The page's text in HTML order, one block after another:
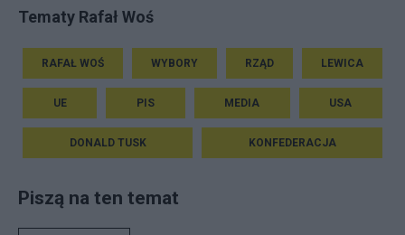
Tematy Rafał Woś
RAFAŁ WOŚ WYBORY RZĄD LEWICA
UE PIS MEDIA USA
DONALD TUSK KONFEDERACJA
Piszą na ten temat